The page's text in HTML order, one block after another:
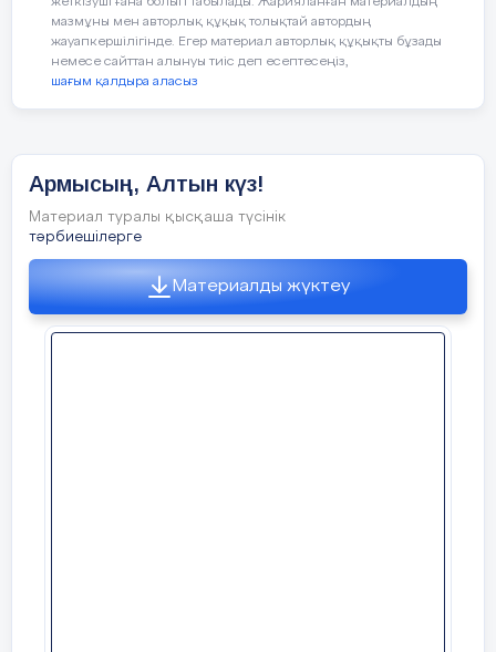
Ойын: «Тамшылар мен жапырақтар»
Жерде шашылып жатқан тамшылар мен
жапырақтарды жинау. Тамшыларды
«Кім жылдам?»
Үстелдің үстінде шашылып жатқан
жемістер мен көкөністерді ажыратады
мазмұны мен авторлық құқық толықтай автордың
жауапкершілігінде. Егер материал авторлық құқықты бұзады
немесе сайттан алынуы тиіс деп есептесеңіз,
шағым қалдыра аласыз
Армысың, Алтын күз!
Материал туралы қысқаша түсінік
тәрбиешілерге
Материалды жүктеу